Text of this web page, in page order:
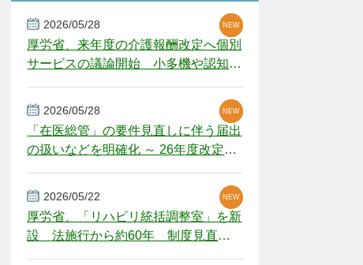
2026/05/28
厚労省、来年度の介護報酬改定へ個別
サービスの議論開始 小多機や認知症
NEW
NEW
NEW
2026/05/28
「在医総管」の要件見直しに伴う届出
の扱いなどを明確化 ～ 26年度改定疑
NEW
NEW
2026/05/22
厚労省、「リハビリ統括調整室」を新
設 法施行から約60年 制度見直し
NEW